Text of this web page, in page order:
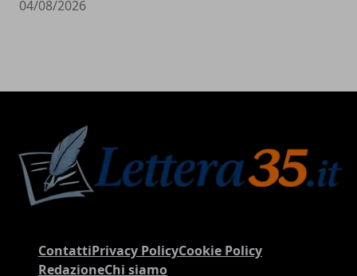
04/08/2026
ContattiPrivacy PolicyCookie Policy
RedazioneChi siamo